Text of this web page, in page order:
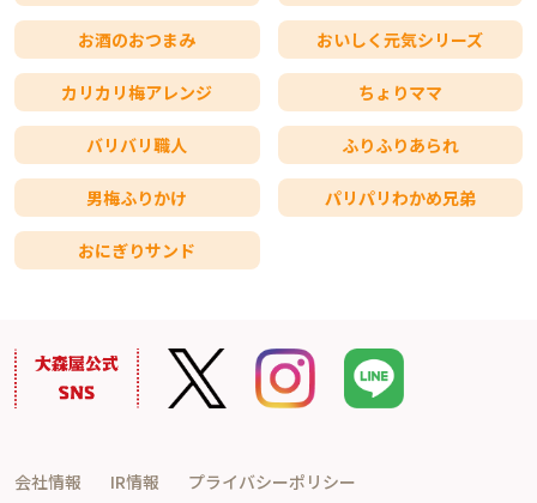
お酒のおつまみ おいしく元気シリーズ
カリカリ梅アレンジ ちょりママ
バリバリ職人 ふりふりあられ
男梅ふりかけ パリパリわかめ兄弟
おにぎりサンド
会社情報 IR情報 プライバシーポリシー